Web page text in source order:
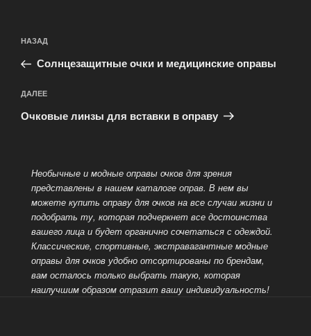
по
записям
Предыдущая
запись:
НАЗАД
Солнцезащитные очки и медицинские оправы
Следующая
запись
ДАЛЕЕ
Очковые линзы для вставки в оправу
Необычные и модные оправы очков для зрения
представлены в нашем каталоге оправ. В нем вы
можете купить оправу для очков на все случаи жизни и
подобрать ту, которая подчеркнет все достоинства
вашего лица и будет органично сочетаться с одеждой.
Классические, спортивные, экстравагантные модные
оправы для очков удобно отсортированы по брендам,
вам осталось только выбрать такую, которая
наилучшим образом отразит вашу индивидуальность!